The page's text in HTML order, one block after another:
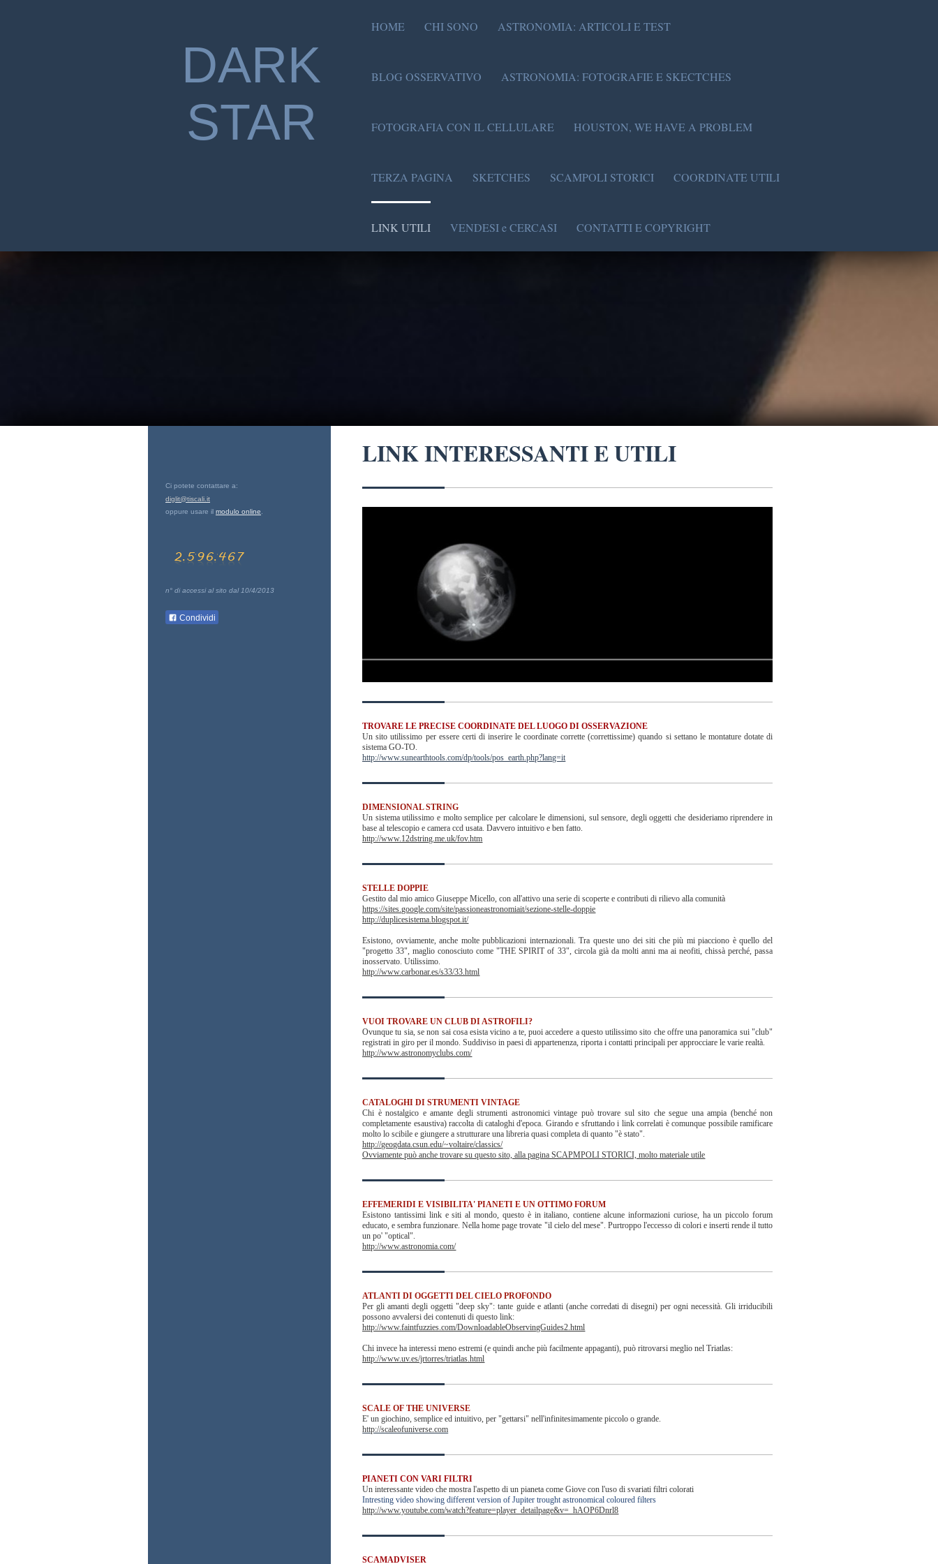
DARK
STAR
HOME CHI SONO ASTRONOMIA: ARTICOLI E TEST
BLOG OSSERVATIVO ASTRONOMIA: FOTOGRAFIE E SKECTCHES
FOTOGRAFIA CON IL CELLULARE HOUSTON, WE HAVE A PROBLEM
TERZA PAGINA SKETCHES SCAMPOLI STORICI COORDINATE UTILI
LINK UTILI VENDESI e CERCASI CONTATTI E COPYRIGHT
LINK INTERESSANTI E UTILI
TROVARE LE PRECISE COORDINATE DEL LUOGO DI OSSERVAZIONE
Un sito utilissimo per essere certi di inserire le coordinate corrette (correttissime) quando si settano le montature dotate di
sistema GO-TO.
http://www.sunearthtools.com/dp/tools/pos_earth.php?lang=it
DIMENSIONAL STRING
Un sistema utilissimo e molto semplice per calcolare le dimensioni, sul sensore, degli oggetti che desideriamo riprendere in
base al telescopio e camera ccd usata. Davvero intuitivo e ben fatto.
http://www.12dstring.me.uk/fov.htm
STELLE DOPPIE
Gestito dal mio amico Giuseppe Micello, con all'attivo una serie di scoperte e contributi di rilievo alla comunità
https://sites.google.com/site/passioneastronomiait/sezione-stelle-doppie
http://duplicesistema.blogspot.it/
Esistono, ovviamente, anche molte pubblicazioni internazionali. Tra queste uno dei siti che più mi piacciono è quello del
"progetto 33", maglio conosciuto come "THE SPIRIT of 33", circola già da molti anni ma ai neofiti, chissà perché, passa
inosservato. Utilissimo.
http://www.carbonar.es/s33/33.html
VUOI TROVARE UN CLUB DI ASTROFILI?
Ovunque tu sia, se non sai cosa esista vicino a te, puoi accedere a questo utilissimo sito che offre una panoramica sui "club"
registrati in giro per il mondo. Suddiviso in paesi di appartenenza, riporta i contatti principali per approcciare le varie realtà.
http://www.astronomyclubs.com/
CATALOGHI DI STRUMENTI VINTAGE
Chi è nostalgico e amante degli strumenti astronomici vintage può trovare sul sito che segue una ampia (benché non
completamente esaustiva) raccolta di cataloghi d'epoca. Girando e sfruttando i link correlati è comunque possibile ramificare
molto lo scibile e giungere a strutturare una libreria quasi completa di quanto "è stato".
http://geogdata.csun.edu/~voltaire/classics/
Ovviamente può anche trovare su questo sito, alla pagina SCAPMPOLI STORICI, molto materiale utile
EFFEMERIDI E VISIBILITA' PIANETI E UN OTTIMO FORUM
Esistono tantissimi link e siti al mondo, questo è in italiano, contiene alcune informazioni curiose, ha un piccolo forum
educato, e sembra funzionare. Nella home page trovate "il cielo del mese". Purtroppo l'eccesso di colori e inserti rende il tutto
un po' "optical".
http://www.astronomia.com/
ATLANTI DI OGGETTI DEL CIELO PROFONDO
Per gli amanti degli oggetti "deep sky": tante guide e atlanti (anche corredati di disegni) per ogni necessità. Gli irriducibili
possono avvalersi dei contenuti di questo link:
http://www.faintfuzzies.com/DownloadableObservingGuides2.html
Chi invece ha interessi meno estremi (e quindi anche più facilmente appaganti), può ritrovarsi meglio nel Triatlas:
http://www.uv.es/jrtorres/triatlas.html
SCALE OF THE UNIVERSE
E' un giochino, semplice ed intuitivo, per "gettarsi" nell'infinitesimamente piccolo o grande.
http://scaleofuniverse.com
PIANETI CON VARI FILTRI
Un interessante video che mostra l'aspetto di un pianeta come Giove con l'uso di svariati filtri colorati
Intresting video showing different version of Jupiter trought astronomical coloured filters
http://www.youtube.com/watch?feature=player_detailpage&v=_hAOP6Dnrl8
SCAMADVISER
Ci potete contattare a:
diglit@tiscali.it
oppure usare il modulo online
n° di accessi al sito dal 10/4/2013
Condividi